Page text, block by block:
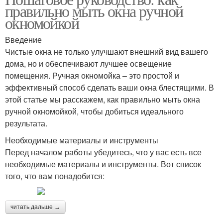
правильно мыть окна ручной
окномойкой
Введение
Чистые окна не только улучшают внешний вид вашего
дома, но и обеспечивают лучшее освещение
помещения. Ручная окномойка – это простой и
эффективный способ сделать ваши окна блестящими. В
этой статье мы расскажем, как правильно мыть окна
ручной окномойкой, чтобы добиться идеального
результата.
Необходимые материалы и инструменты
Перед началом работы убедитесь, что у вас есть все
необходимые материалы и инструменты. Вот список
того, что вам понадобится:
читать дальше →